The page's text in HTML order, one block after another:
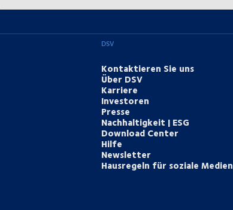
DSV
Kontaktieren Sie uns
Über DSV
Karriere
Investoren
Presse
Nachhaltigkeit | ESG
Download Center
Hilfe
Newsletter
Hausregeln für soziale Medien